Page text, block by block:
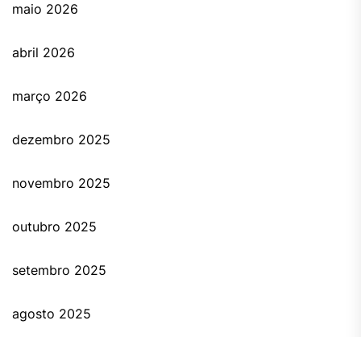
maio 2026
abril 2026
março 2026
dezembro 2025
novembro 2025
outubro 2025
setembro 2025
agosto 2025